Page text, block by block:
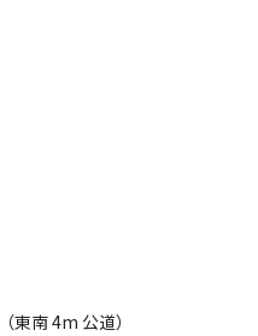
東南 4m 公道）